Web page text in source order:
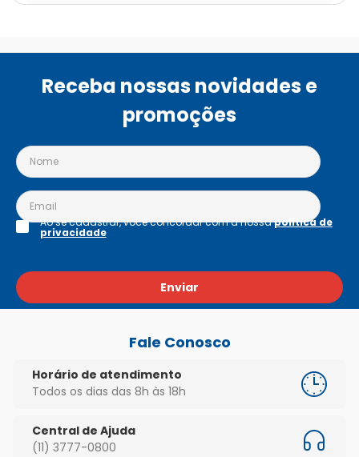
Receba nossas novidades e
promoções
Enviar
Ao se cadastrar, você concordar com a nossapolítica de
privacidade
Fale Conosco
Horário de atendimento
Todos os dias das 8h às 18h
Central de Ajuda
(11) 3777-0800